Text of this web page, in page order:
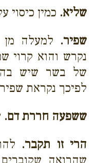
שליא. כמין
שפיר. למעלה
נקרש והוא קרוי
של בשר שיש בה
לפיכך נקראת
ששפעה חררת דם.
הרי זו תקבר.